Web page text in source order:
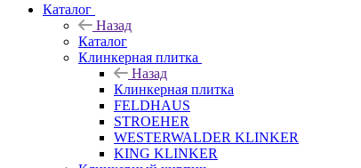
Каталог
Назад
Каталог
Клинкерная плитка
Назад
Клинкерная плитка
FELDHAUS
STROEHER
WESTERWALDER KLINKER
KING KLINKER